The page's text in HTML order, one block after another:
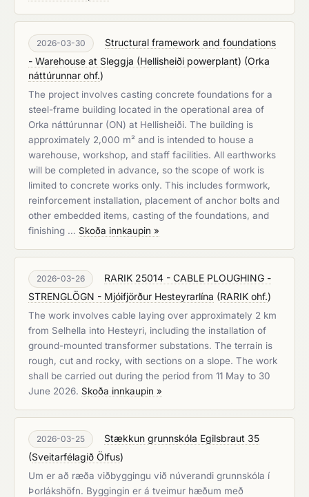
2026-03-30
Structural framework and foundations
- Warehouse at Sleggja (Hellisheiði powerplant) (Orka
náttúrunnar ohf.)
The project involves casting concrete foundations for a
steel-frame building located in the operational area of
Orka náttúrunnar (ON) at Hellisheiði. The building is
approximately 2,000 m² and is intended to house a
warehouse, workshop, and staff facilities. All earthworks
will be completed in advance, so the scope of work is
limited to concrete works only. This includes formwork,
reinforcement installation, placement of anchor bolts and
other embedded items, casting of the foundations, and
finishing … Skoða innkaupin »
2026-03-26
RARIK 25014 - CABLE PLOUGHING -
STRENGLÖGN - Mjóifjörður Hesteyrarlína (RARIK ohf.)
The work involves cable laying over approximately 2 km
from Selhella into Hesteyri, including the installation of
ground-mounted transformer substations. The terrain is
rough, cut and rocky, with sections on a slope. The work
shall be carried out during the period from 11 May to 30
June 2026. Skoða innkaupin »
2026-03-25
Stækkun grunnskóla Egilsbraut 35
(Sveitarfélagið Ölfus)
Um er að ræða viðbyggingu við núverandi grunnskóla í
Þorlákshöfn. Byggingin er á tveimur hæðum með